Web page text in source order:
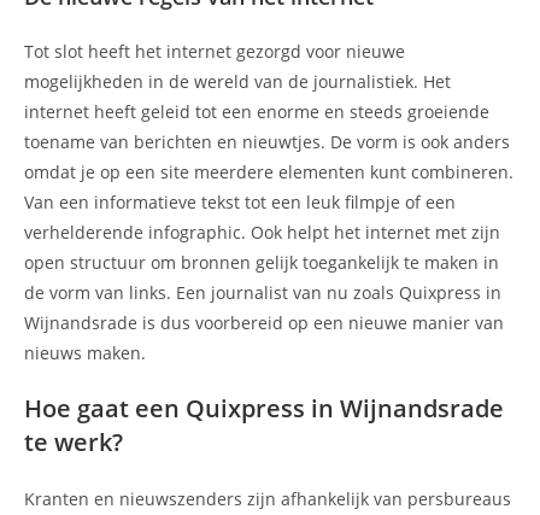
Tot slot heeft het internet gezorgd voor nieuwe
mogelijkheden in de wereld van de journalistiek. Het
internet heeft geleid tot een enorme en steeds groeiende
toename van berichten en nieuwtjes. De vorm is ook anders
omdat je op een site meerdere elementen kunt combineren.
Van een informatieve tekst tot een leuk filmpje of een
verhelderende infographic. Ook helpt het internet met zijn
open structuur om bronnen gelijk toegankelijk te maken in
de vorm van links. Een journalist van nu zoals Quixpress in
Wijnandsrade is dus voorbereid op een nieuwe manier van
nieuws maken.
Hoe gaat een Quixpress in Wijnandsrade
te werk?
Kranten en nieuwszenders zijn afhankelijk van persbureaus